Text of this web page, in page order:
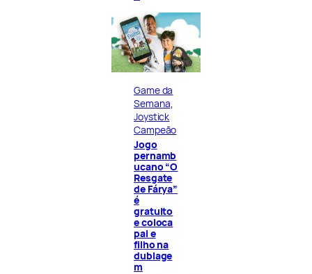
Game da
Semana
Joystick
Campeão
Jogo
pernamb
ucano “O
Resgate
de Fárya”
é
gratuito
e coloca
pai e
filho na
dublage
m